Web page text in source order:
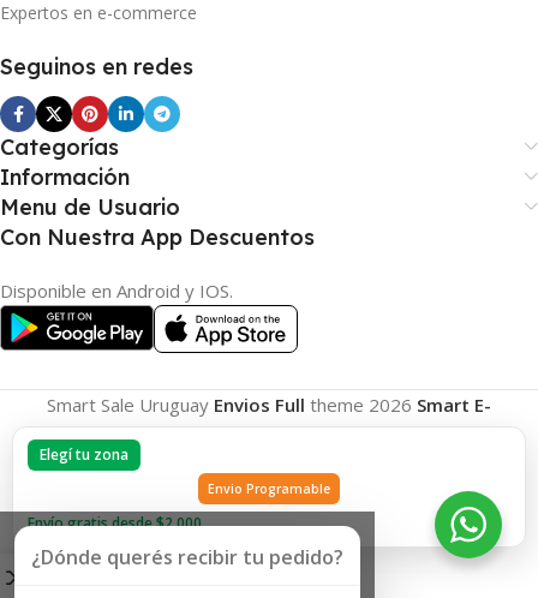
Elegí tu zona
Envio Programable
Envío gratis desde $2.000
Expertos en e-commerce
Seguinos en redes
Categorías
Información
Menu de Usuario
Con Nuestra App Descuentos
Disponible en Android y IOS.
Smart Sale Uruguay Envios Full theme 2026 Smart E-
Commerce.
¿Dónde querés recibir tu pedido?